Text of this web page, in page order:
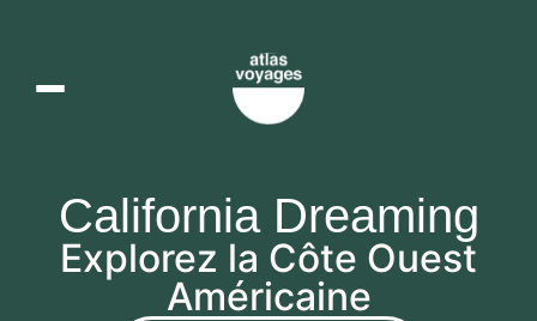
California Dreaming
Explorez la Côte Ouest
Américaine